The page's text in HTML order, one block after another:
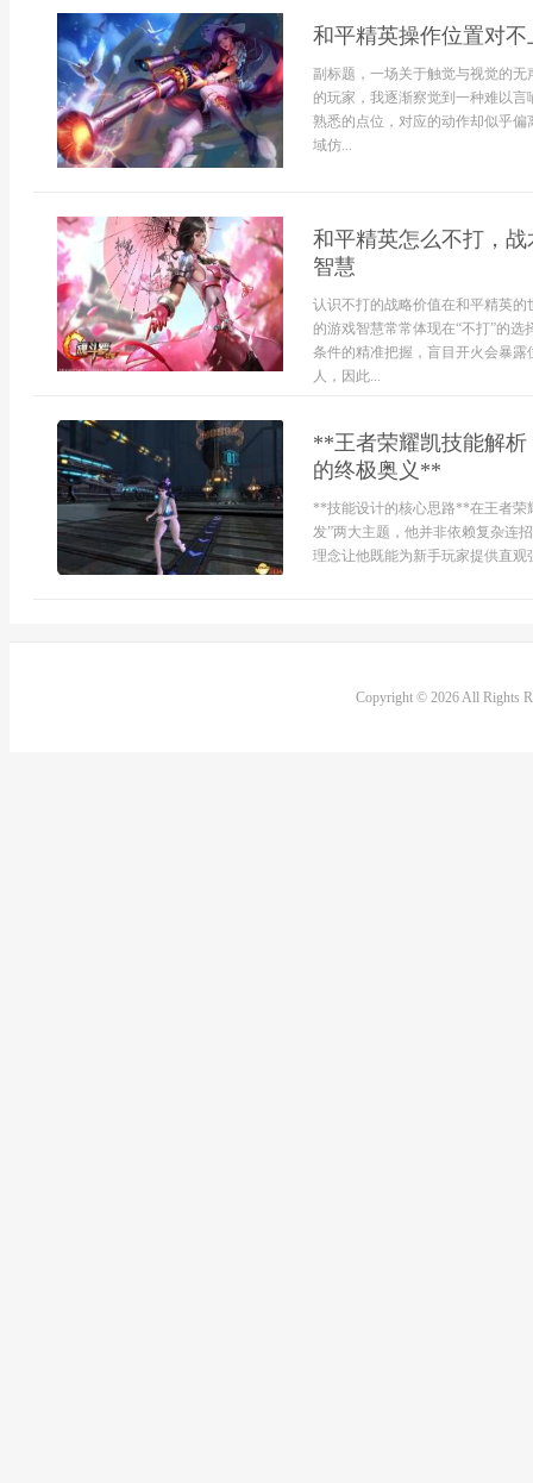
和平精英操作位置对
副标题，一场关于触觉与视觉的
的玩家，我逐渐察觉到一种难以
熟悉的点位，对应的动作却似乎
域仿...
和平精英怎么不打，
智慧
认识不打的战略价值在和平精英
的游戏智慧常常体现在“不打”的
条件的精准把握，盲目开火会暴
人，因此...
**王者荣耀凯技能解
的终极奥义**
**技能设计的核心思路**在王者荣
发”两大主题，他并非依赖复杂连
理念让他既能为新手玩家提供直观
Copyright © 2026 All Rights